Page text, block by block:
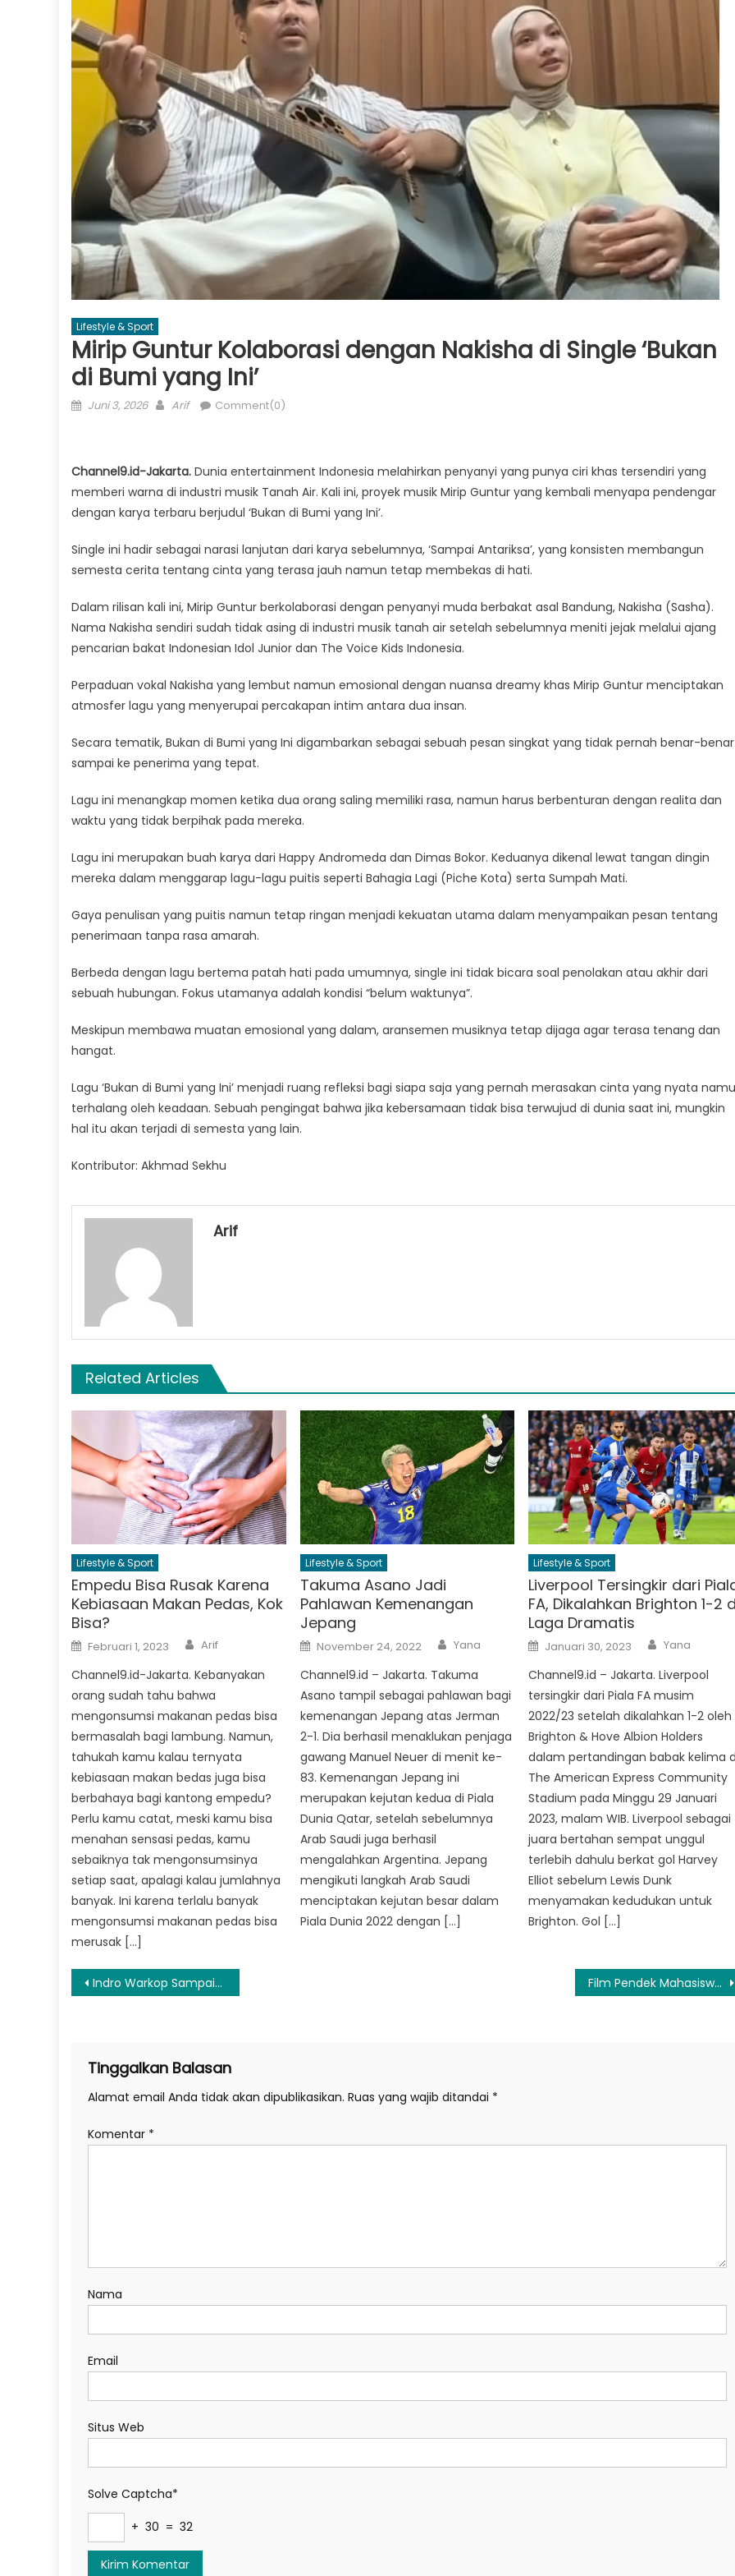
Lifestyle & Sport
Mirip Guntur Kolaborasi dengan Nakisha di Single ‘Bukan
di Bumi yang Ini’
Posted
Juni 3, 2026 Author
Arif Comment(0)
Channel9.id-Jakarta. Dunia entertainment Indonesia melahirkan penyanyi yang punya ciri khas tersendiri yang
memberi warna di industri musik Tanah Air. Kali ini, proyek musik Mirip Guntur yang kembali menyapa pendengar
dengan karya terbaru berjudul ‘Bukan di Bumi yang Ini’.
Single ini hadir sebagai narasi lanjutan dari karya sebelumnya, ‘Sampai Antariksa’, yang konsisten membangun
semesta cerita tentang cinta yang terasa jauh namun tetap membekas di hati.
Dalam rilisan kali ini, Mirip Guntur berkolaborasi dengan penyanyi muda berbakat asal Bandung, Nakisha (Sasha).
Nama Nakisha sendiri sudah tidak asing di industri musik tanah air setelah sebelumnya meniti jejak melalui ajang
pencarian bakat Indonesian Idol Junior dan The Voice Kids Indonesia.
Perpaduan vokal Nakisha yang lembut namun emosional dengan nuansa dreamy khas Mirip Guntur menciptakan
atmosfer lagu yang menyerupai percakapan intim antara dua insan.
Secara tematik, Bukan di Bumi yang Ini digambarkan sebagai sebuah pesan singkat yang tidak pernah benar-benar
sampai ke penerima yang tepat.
Lagu ini menangkap momen ketika dua orang saling memiliki rasa, namun harus berbenturan dengan realita dan
waktu yang tidak berpihak pada mereka.
Lagu ini merupakan buah karya dari Happy Andromeda dan Dimas Bokor. Keduanya dikenal lewat tangan dingin
mereka dalam menggarap lagu-lagu puitis seperti Bahagia Lagi (Piche Kota) serta Sumpah Mati.
Gaya penulisan yang puitis namun tetap ringan menjadi kekuatan utama dalam menyampaikan pesan tentang
penerimaan tanpa rasa amarah.
Berbeda dengan lagu bertema patah hati pada umumnya, single ini tidak bicara soal penolakan atau akhir dari
sebuah hubungan. Fokus utamanya adalah kondisi “belum waktunya”.
Meskipun membawa muatan emosional yang dalam, aransemen musiknya tetap dijaga agar terasa tenang dan
hangat.
Lagu ‘Bukan di Bumi yang Ini’ menjadi ruang refleksi bagi siapa saja yang pernah merasakan cinta yang nyata
terhalang oleh keadaan. Sebuah pengingat bahwa jika kebersamaan tidak bisa terwujud di dunia saat ini, mungkin
hal itu akan terjadi di semesta yang lain.
Kontributor: Akhmad Sekhu
Arif
Related Articles
Lifestyle & Sport
Empedu Bisa Rusak Karena
Kebiasaan Makan Pedas, Kok
Bisa?
Posted
on
Februari 1, 2023 Author
Arif
Channel9.id-Jakarta. Kebanyakan
orang sudah tahu bahwa
mengonsumsi makanan pedas bisa
bermasalah bagi lambung. Namun,
tahukah kamu kalau ternyata
kebiasaan makan bedas juga bisa
berbahaya bagi kantong empedu?
Perlu kamu catat, meski kamu bisa
menahan sensasi pedas, kamu
sebaiknya tak mengonsumsinya
setiap saat, apalagi kalau jumlahnya
banyak. Ini karena terlalu banyak
mengonsumsi makanan pedas bisa
merusak […]
Lifestyle & Sport
Takuma Asano Jadi
Pahlawan Kemenangan
Jepang
Posted
on
November 24, 2022 Author
Yana
Channel9.id – Jakarta. Takuma
Asano tampil sebagai pahlawan bagi
kemenangan Jepang atas Jerman
2-1. Dia berhasil menaklukan penjaga
gawang Manuel Neuer di menit ke-
83. Kemenangan Jepang ini
merupakan kejutan kedua di Piala
Dunia Qatar, setelah sebelumnya
Arab Saudi juga berhasil
mengalahkan Argentina. Jepang
mengikuti langkah Arab Saudi
menciptakan kejutan besar dalam
Piala Dunia 2022 dengan […]
Lifestyle & Sport
Liverpool Tersingkir dari
FA, Dikalahkan Brighton 1-2
Laga Dramatis
Posted
on
Januari 30, 2023 Author
Yana
Channel9.id – Jakarta. Liverpool
tersingkir dari Piala FA musim
2022/23 setelah dikalahkan 1-2 oleh
Brighton & Hove Albion Holders
dalam pertandingan babak kelima
The American Express Community
Stadium pada Minggu 29 Januari
2023, malam WIB. Liverpool sebagai
juara bertahan sempat unggul
terlebih dahulu berkat gol Harvey
Elliot sebelum Lewis Dunk
menyamakan kedudukan untuk
Brighton. Gol […]
Navigasi
Indro Warkop Sampaikan Kerinduan kepada Dono dan Kasino dalam Lagu ‘Dan Aku Rindu’ Film Pendek Mahasiswa IKJ Masuk Balinale 2026 Diputar Berstatus Oscar-qualified
Tinggalkan Balasan
Alamat email Anda tidak akan dipublikasikan. Ruas yang wajib ditandai *
Komentar *
Nama
Email
Situs Web
Solve Captcha*
+ 30 = 32